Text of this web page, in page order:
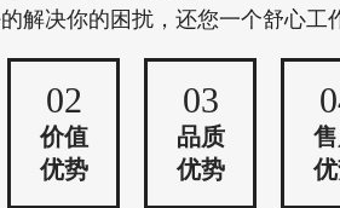
解决你的困扰，还您一个舒心工
02
价值
优势
03
品质
优势